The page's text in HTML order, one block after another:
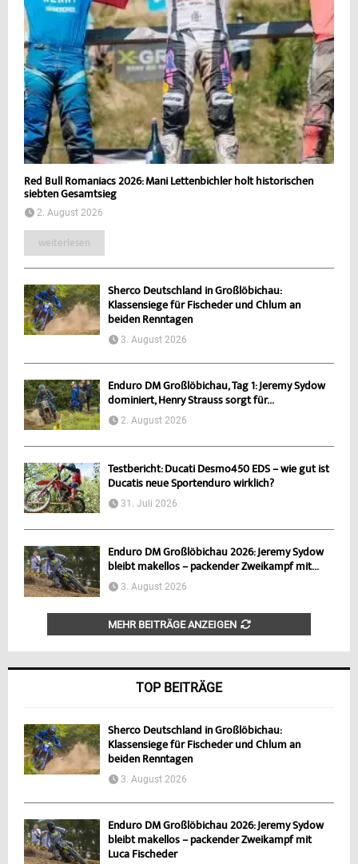
Red Bull Romaniacs 2026: Mani Lettenbichler holt historischen
siebten Gesamtsieg
2. August 2026
weiterlesen
Sherco Deutschland in Großlöbichau:
Klassensiege für Fischeder und Chlum an
beiden Renntagen
3. August 2026
Enduro DM Großlöbichau, Tag 1: Jeremy Sydow
dominiert, Henry Strauss sorgt für...
2. August 2026
Testbericht: Ducati Desmo450 EDS – wie gut ist
Ducatis neue Sportenduro wirklich?
31. Juli 2026
Enduro DM Großlöbichau 2026: Jeremy Sydow
bleibt makellos – packender Zweikampf mit...
3. August 2026
MEHR BEITRÄGE ANZEIGEN
TOP BEITRÄGE
Sherco Deutschland in Großlöbichau:
Klassensiege für Fischeder und Chlum an
beiden Renntagen
3. August 2026
Enduro DM Großlöbichau 2026: Jeremy Sydow
bleibt makellos – packender Zweikampf mit
Luca Fischeder